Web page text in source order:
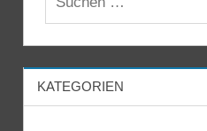
KATEGORIEN